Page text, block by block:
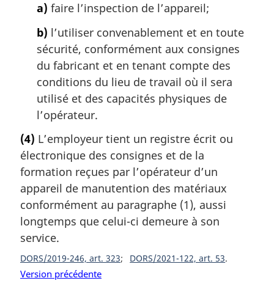
a) faire l’inspection de l’appareil;
b) l’utiliser convenablement et en toute
sécurité, conformément aux consignes
du fabricant et en tenant compte des
conditions du lieu de travail où il sera
utilisé et des capacités physiques de
l’opérateur.
(4) L’employeur tient un registre écrit ou
électronique des consignes et de la
formation reçues par l’opérateur d’un
appareil de manutention des matériaux
conformément au paragraphe (1), aussi
longtemps que celui-ci demeure à son
service.
DORS/2019-246, art. 323 DORS/2021-122, art. 53
Version précédente